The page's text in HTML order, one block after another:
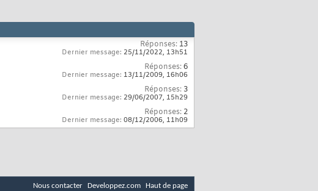
Réponses: 13
Dernier message: 25/11/2022, 13h51
Réponses:6
Dernier message: 13/11/2009, 16h06
Réponses: 3
Dernier message: 29/06/2007, 15h29
Réponses: 2
Dernier message: 08/12/2006, 11h09
Nous contacter Developpez.com Haut de page